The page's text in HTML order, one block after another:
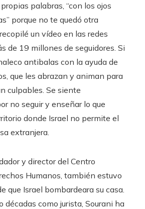
palabras, “con los ojos
porque no te quedó otra
un vídeo en las redes
de 19 millones de seguidores. Si
antibalas con la ayuda de
que les abrazan y animan para
culpables. Se siente
no seguir y enseñar lo que
donde Israel no permite el
extranjera.
y director del Centro
Humanos, también estuvo
que Israel bombardeara su casa.
décadas como jurista, Sourani ha